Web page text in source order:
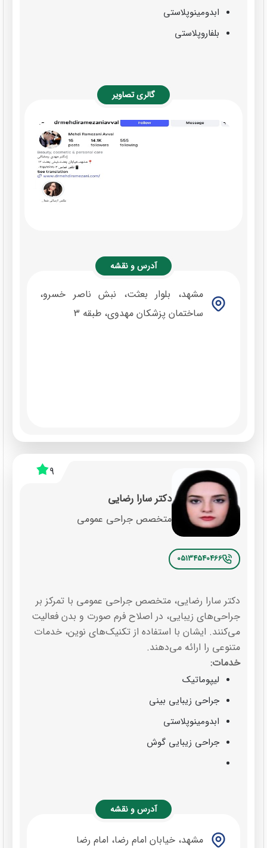
ابدومینوپلاستی
بلفاروپلاستی
گالری تصاویر
آدرس و نقشه
مشهد، بلوار بعثت، نبش ناصر خسرو،
ساختمان پزشکان مهدوی، طبقه 3
9
دکتر سارا رضایی
متخصص جراحی عمومی
05134540466
دکتر سارا رضایی، متخصص جراحی عمومی با تمرکز بر
جراحی‌های زیبایی، در اصلاح فرم صورت و بدن فعالیت
می‌کنند. ایشان با استفاده از تکنیک‌های نوین، خدمات
متنوعی را ارائه می‌دهند.
خدمات:
لیپوماتیک
جراحی زیبایی بینی
ابدومینوپلاستی
جراحی زیبایی گوش
آدرس و نقشه
مشهد، خیابان امام رضا، امام رضا